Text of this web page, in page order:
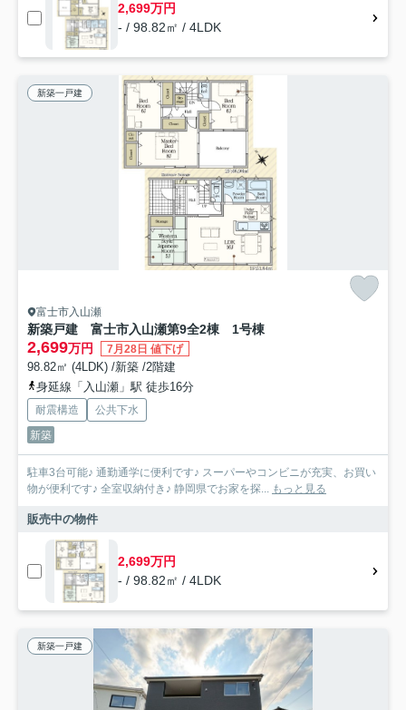
2,699万円
- / 98.82㎡ / 4LDK
新築一戸建
富士市入山瀬
新築戸建 富士市入山瀬第9全2棟 1号棟
2,699万円 7月28日 値下げ
98.82㎡ (4LDK) /新築 /2階建
身延線「入山瀬」駅 徒歩16分
耐震構造
公共下水
新築
駐車3台可能♪ 通勤通学に便利です♪ スーパーやコンビニが充実、お買い
物が便利です♪ 全室収納付き♪ 静岡県でお家を探... もっと見る
販売中の物件
2,699万円
- / 98.82㎡ / 4LDK
新築一戸建